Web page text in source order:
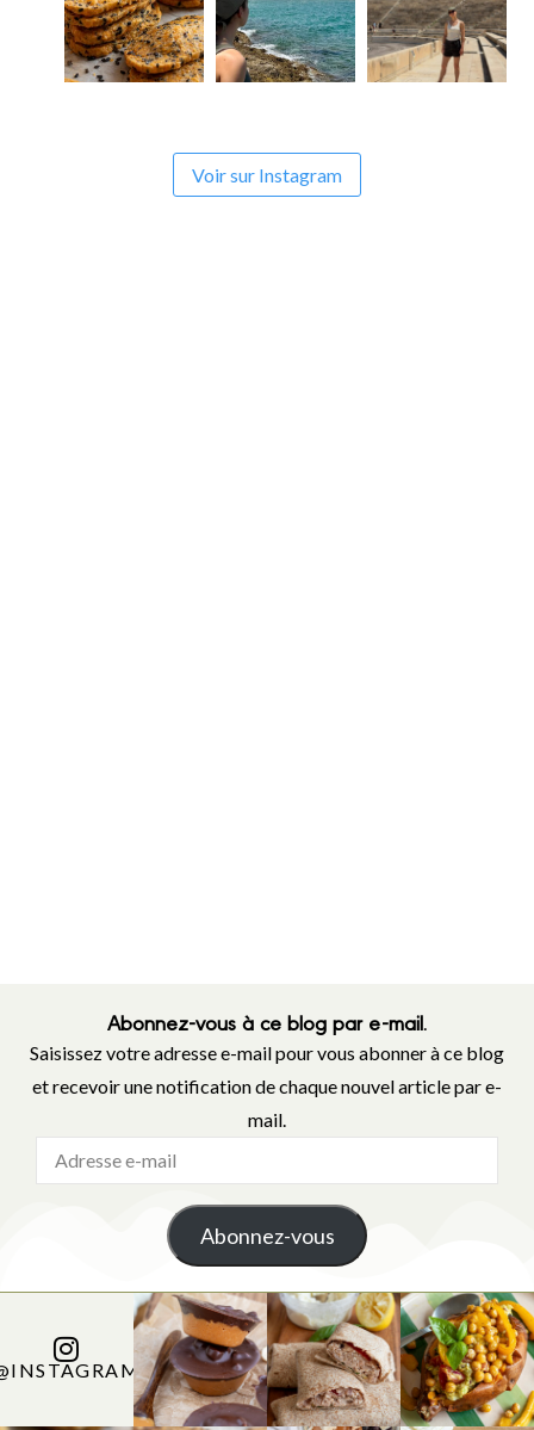
Voir sur Instagram
Abonnez-vous à ce blog par e-mail.
Saisissez votre adresse e-mail pour vous abonner à ce blog
et recevoir une notification de chaque nouvel article par e-
mail.
Abonnez-vous